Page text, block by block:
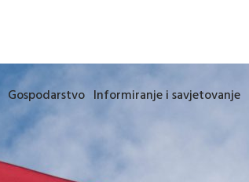
Gospodarstvo Informiranje i savjetovanje